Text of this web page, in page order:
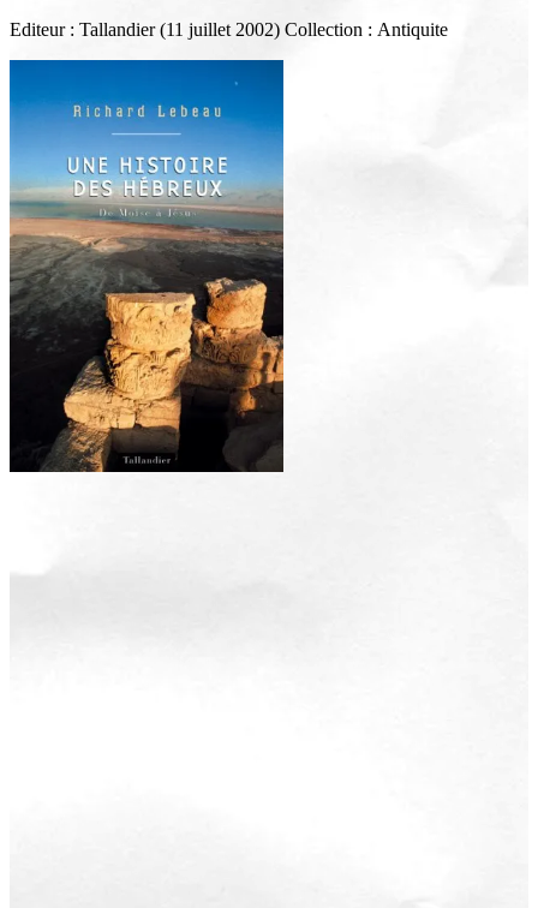
Editeur : Tallandier (11 juillet 2002) Collection : Antiquite